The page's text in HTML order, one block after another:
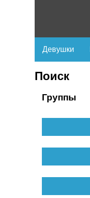
Девушки
Поиск
Группы